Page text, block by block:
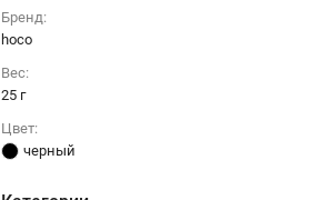
Бренд:
hoco
Вес:
25 г
Цвет:
черный